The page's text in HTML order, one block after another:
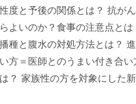
度と予後の関係とは？ 抗が
いのか？食事の注意点と
種と腹水の対処方法とは？
方＝医師とのうまい付き合
？ 家族性の方を対象にした